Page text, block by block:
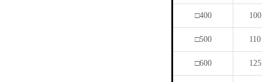
□400 100
□500 110
□600 125